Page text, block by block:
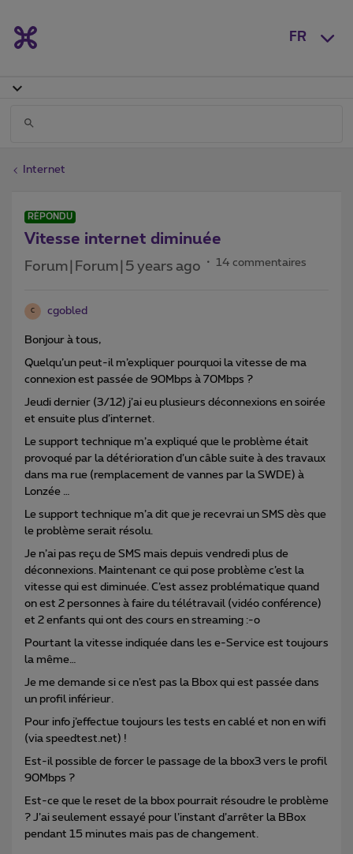
FR
Internet
RÉPONDU
Vitesse internet diminuée
Forum|Forum|5 years ago 14 commentaires
C cgobled
Bonjour à tous,
Quelqu’un peut-il m’expliquer pourquoi la vitesse de ma
connexion est passée de 90Mbps à 70Mbps ?
Jeudi dernier (3/12) j’ai eu plusieurs déconnexions en soirée
et ensuite plus d’internet.
Le support technique m’a expliqué que le problème était
provoqué par la détérioration d’un câble suite à des travaux
dans ma rue (remplacement de vannes par la SWDE) à
Lonzée …
Le support technique m’a dit que je recevrai un SMS dès que
le problème serait résolu.
Je n’ai pas reçu de SMS mais depuis vendredi plus de
déconnexions. Maintenant ce qui pose problème c’est la
vitesse qui est diminuée. C’est assez problématique quand
on est 2 personnes à faire du télétravail (vidéo conférence)
et 2 enfants qui ont des cours en streaming :-o
Pourtant la vitesse indiquée dans les e-Service est toujours
la même…
Je me demande si ce n’est pas la Bbox qui est passée dans
un profil inférieur.
Pour info j’effectue toujours les tests en cablé et non en wifi
(via speedtest.net) !
Est-il possible de forcer le passage de la bbox3 vers le profil
90Mbps ?
Est-ce que le reset de la bbox pourrait résoudre le problème
? J’ai seulement essayé pour l’instant d’arrêter la BBox
pendant 15 minutes mais pas de changement.